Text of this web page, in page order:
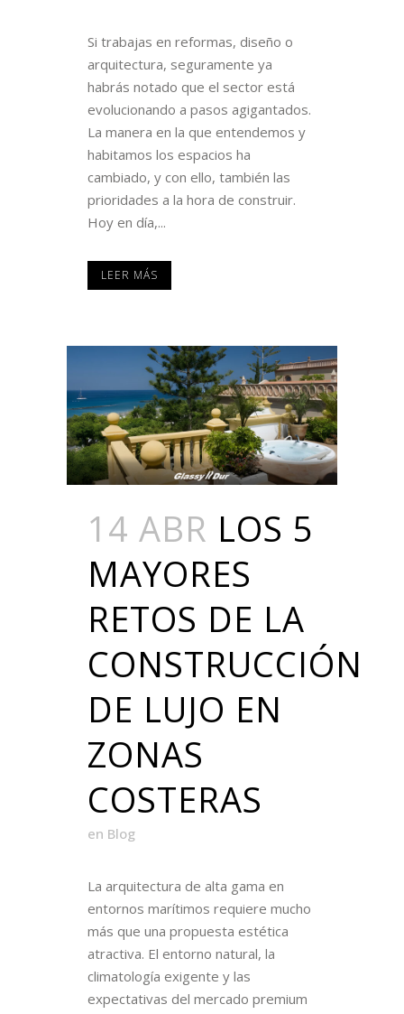
Si trabajas en reformas, diseño o
arquitectura, seguramente ya
habrás notado que el sector está
evolucionando a pasos agigantados.
La manera en la que entendemos y
habitamos los espacios ha
cambiado, y con ello, también las
prioridades a la hora de construir.
Hoy en día,...
LEER MÁS
14 ABR LOS 5
MAYORES
RETOS DE LA
CONSTRUCCIÓN
DE LUJO EN
ZONAS
COSTERAS
en Blog
La arquitectura de alta gama en
entornos marítimos requiere mucho
más que una propuesta estética
atractiva. El entorno natural, la
climatología exigente y las
expectativas del mercado premium